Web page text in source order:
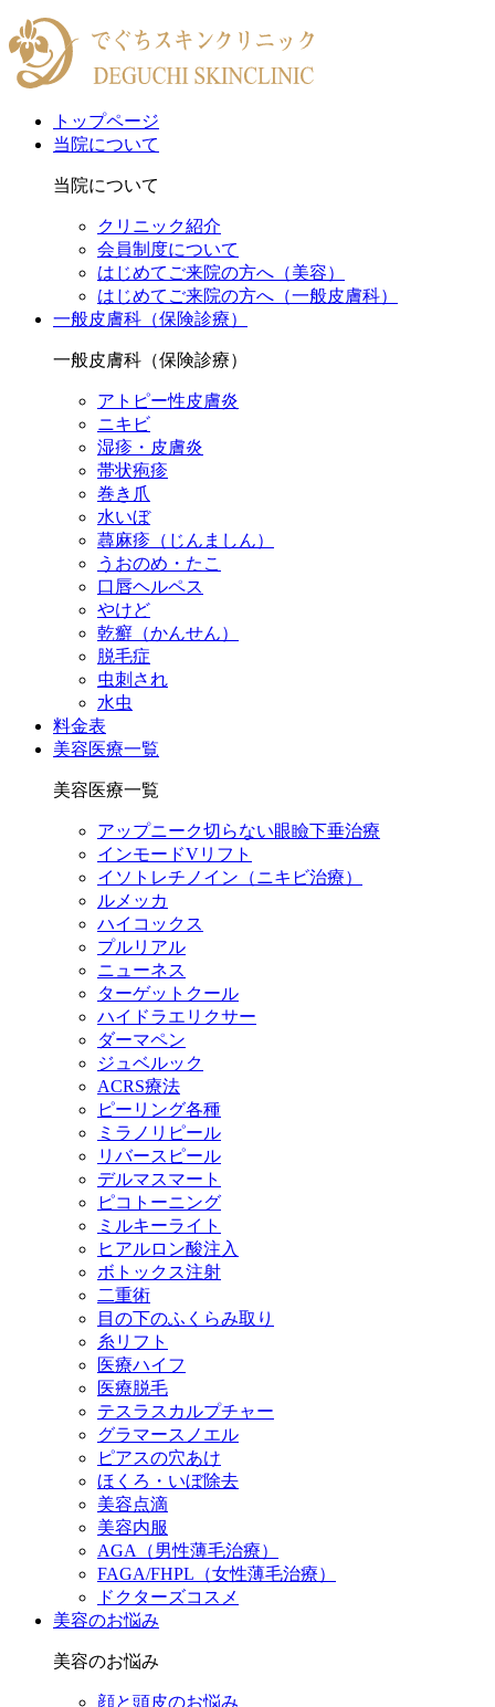
トップページ
当院について
当院について
クリニック紹介
会員制度について
はじめてご来院の方へ（美容）
はじめてご来院の方へ（一般皮膚科）
一般皮膚科（保険診療）
一般皮膚科（保険診療）
アトピー性皮膚炎
ニキビ
湿疹・皮膚炎
帯状疱疹
巻き爪
水いぼ
蕁麻疹（じんましん）
うおのめ・たこ
口唇ヘルペス
やけど
乾癬（かんせん）
脱毛症
虫刺され
水虫
料金表
美容医療一覧
美容医療一覧
アップニーク切らない眼瞼下垂治療
インモードVリフト
イソトレチノイン（ニキビ治療）
ルメッカ
ハイコックス
プルリアル
ニューネス
ターゲットクール
ハイドラエリクサー
ダーマペン
ジュベルック
ACRS療法
ピーリング各種
ミラノリピール
リバースピール
デルマスマート
ピコトーニング
ミルキーライト
ヒアルロン酸注入
ボトックス注射
二重術
目の下のふくらみ取り
糸リフト
医療ハイフ
医療脱毛
テスラスカルプチャー
グラマースノエル
ピアスの穴あけ
ほくろ・いぼ除去
美容点滴
美容内服
AGA（男性薄毛治療）
FAGA/FHPL（女性薄毛治療）
ドクターズコスメ
美容のお悩み
美容のお悩み
顔と頭皮のお悩み